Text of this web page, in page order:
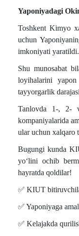
Yaponiyadagi
Toshkent Kimyo
uchun
imkoniyati yaratildi.
Shu munosabat
loyihalarini
tayyorgarlik
Tanlovda 1-, 2-
kompaniyalarida
ular uchun xalqaro
Bugungi kunda
yoʻlini ochib
hayratda qoldilar!
✅ KIUT
✅ Yaponiyaga
✅ Kelajakda